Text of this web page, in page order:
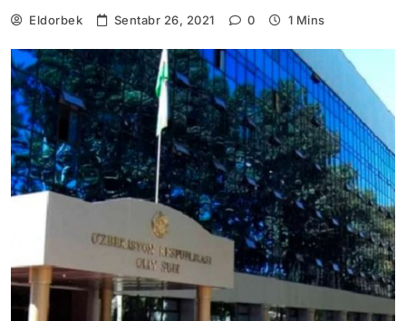
Eldorbek Sentabr 26, 2021 0 1 Mins